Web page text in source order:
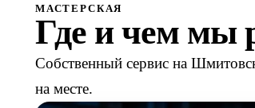
МАСТЕРСКАЯ
Где и чем мы
Собственный сервис на
на месте.